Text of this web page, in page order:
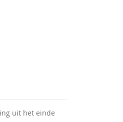
uit het einde